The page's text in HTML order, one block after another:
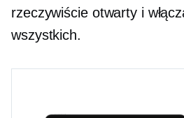
rzeczywiście otwarty i
wszystkich.